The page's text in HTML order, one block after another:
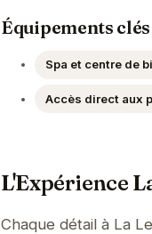
Équipements clés
Spa et centre de
Accès direct aux
L'Expérience
Chaque détail à La